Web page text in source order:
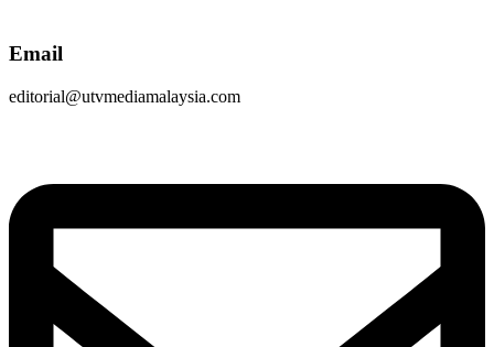
Email
editorial@utvmediamalaysia.com